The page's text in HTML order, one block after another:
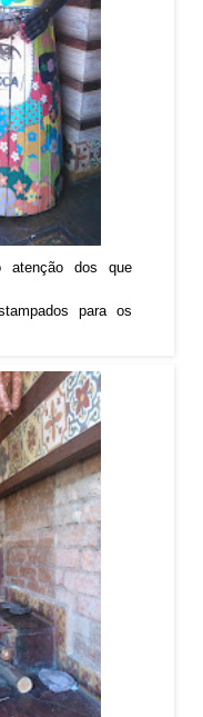
atenção dos que
para os